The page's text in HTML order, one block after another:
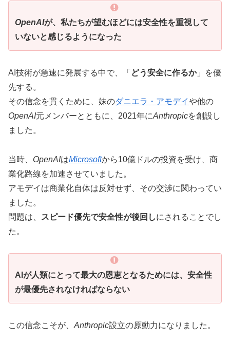
OpenAIが、私たちが望むほどには安全性を重視して
いないと感じるようになった
AI技術が急速に発展する中で、「 どう安全に作るか」を優
先する。
その信念を貫くために、妹のダニエラ・アモデイや他の
OpenAI元メンバーとともに、2021年にAnthropicを創設し
ました。
当時、 OpenAIはMicrosoftから10億ドルの投資を受け、商
業化路線を加速させていました。
アモデイは商業化自体は反対せず、その交渉に関わってい
ました。
問題は、
スピード優先で安全性が後回しにされることでし
た。
AIが人類にとって最大の恩恵となるためには、安全性
が最優先されなければならない
この信念こそが、 Anthropic設立の原動力になりました。